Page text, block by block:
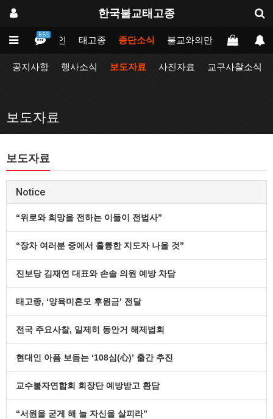
한국불교태고종
BBS
메인 태고종 종단소식 불교와의만남 업무포털
공지사항 행사소식 보도자료 사진자료 교구사찰소식
보도자료
보도자료
Notice
“위로와 희망을 전하는 이들이 전법사”
“장차 여러분 중에서 훌륭한 지도자 나올 것”
진보당 김재연 대표와 손솔 의원 예방 차담
태고종, ‘양육미혼모 후원금’ 전달
전국 주요사찰, 일제히 동안거 해제법회
현대인 아픔 보듬는 ‘108심(心)’ 출간 추진
교수불자연합회 회장단 예방받고 환담
“서원을 굳게 해 늘 자신을 살피라”